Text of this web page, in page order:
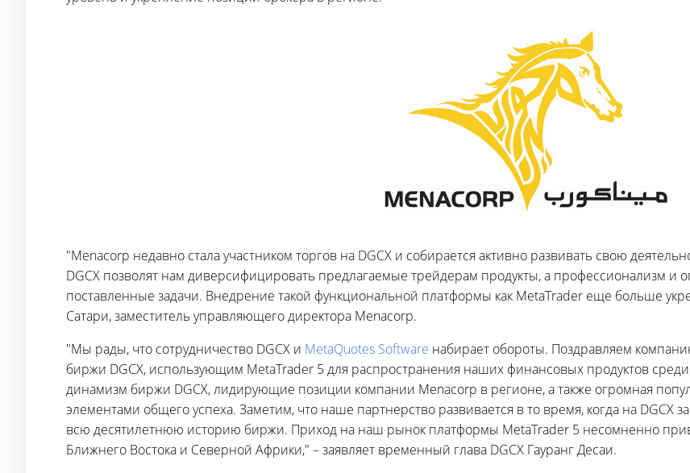
"Menacorp недавно стала участником торгов на DGCX и собирается активно развивать свою
DGCX позволят нам диверсифицировать предлагаемые трейдерам продукты, а профессионализм и
поставленные задачи. Внедрение такой функциональной платформы как MetaTrader еще больше
Сатари, заместитель управляющего директора Menacorp.
"Мы рады, что сотрудничество DGCX и MetaQuotes Software набирает обороты. Поздравляем
биржи DGCX, использующим MetaTrader 5 для распространения наших финансовых продуктов
динамизм биржи DGCX, лидирующие позиции компании Menacorp в регионе, а также огромная
элементами общего успеха. Заметим, что наше партнерство развивается в то время, когда на
всю десятилетнюю историю биржи. Приход на наш рынок платформы MetaTrader 5 несомненно
Ближнего Востока и Северной Африки," – заявляет временный глава DGCX Гауранг Десаи.